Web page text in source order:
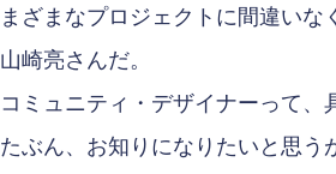
まざまなプロジェクトに間違い
山崎亮さんだ。
コミュニティ・デザイナーって、
たぶん、お知りになりたいと思